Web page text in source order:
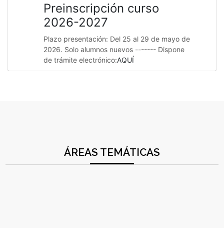
Preinscripción curso
2026-2027
Plazo presentación: Del 25 al 29 de mayo de
2026. Solo alumnos nuevos ------- Dispone
de trámite electrónico:AQUÍ
ÁREAS TEMÁTICAS